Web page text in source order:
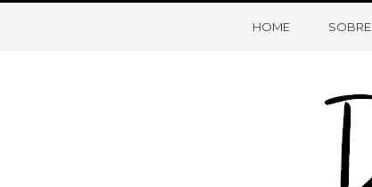
HOME SOBRE